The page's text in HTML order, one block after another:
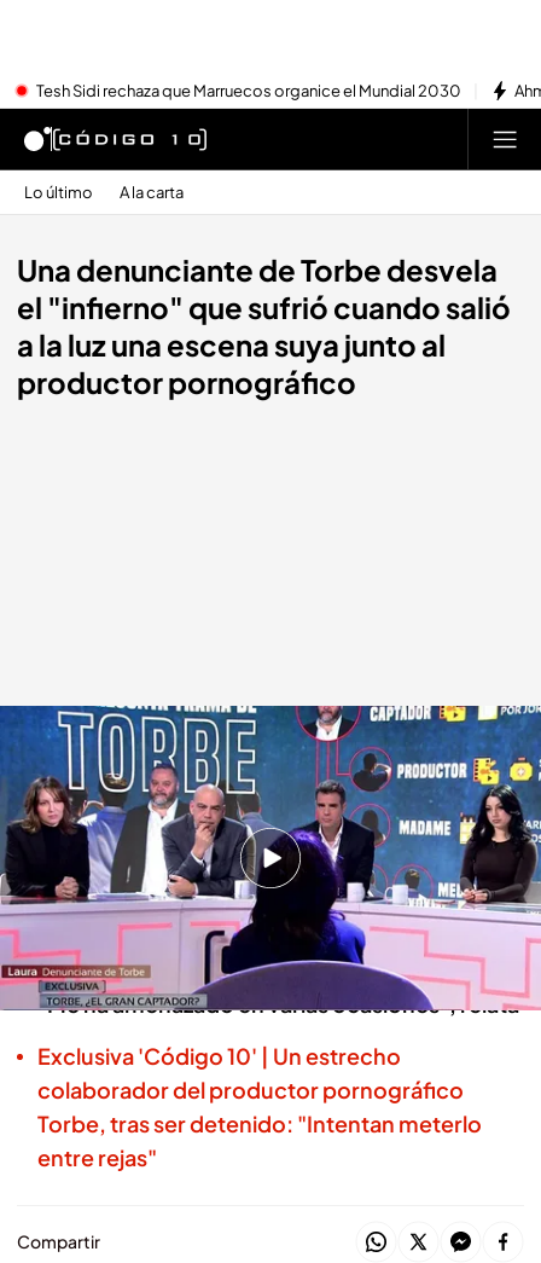
Tesh Sidi rechaza que Marruecos organice el Mundial 2030
Lo último A la carta
Una denunciante de Torbe desvela
el "infierno" que sufrió cuando salió
a la luz una escena suya junto al
productor pornográfico
Una denunciante de Torbe se sienta en 'Código 10' y desvela sus amenazas
Miguel Salazar
09 ABR 2025 - 02:30h.
Laura, una denunciante que no ha desvelado
su identidad, acusa a Torbe de vejaciones y
agresión sexual
"Me ha amenazado en varias ocasiones", relata
Exclusiva 'Código 10' | Un estrecho
colaborador del productor pornográfico
Torbe, tras ser detenido: "Intentan meterlo
entre rejas"
Compartir